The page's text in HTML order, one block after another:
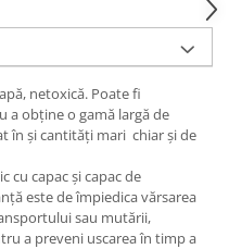
netoxică. Poate fi
a obține o gamă largă de
în și cantități mari chiar și de
cu capac și capac de
este de împiedica vărsarea
sau mutării,
a preveni uscarea în timp a